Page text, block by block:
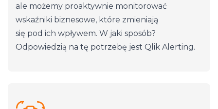
ale możemy proaktywnie monitorować
wskaźniki biznesowe, które zmieniają
się pod ich wpływem. W jaki sposób?
Odpowiedzią na tę potrzebę jest Qlik Alerting.